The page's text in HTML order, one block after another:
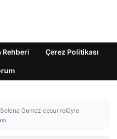
Rehberi Çerez Politikası
Selena Gomez cesur rolüyle